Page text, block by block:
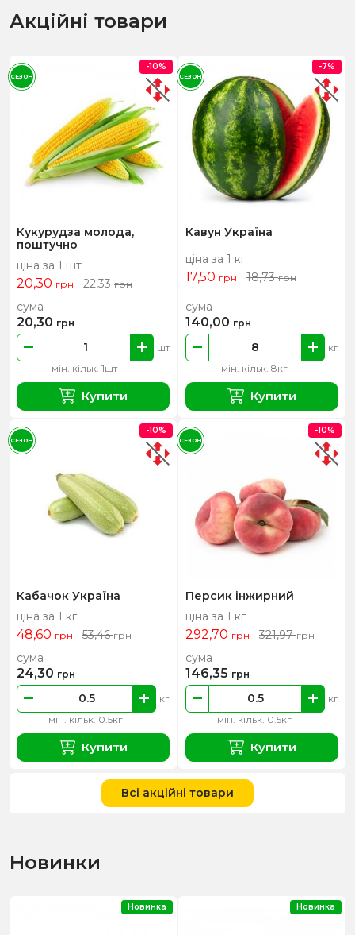
Акційні товари
Кукурудза молода,
поштучно
ціна за 1 шт
20,30 грн 22,33грн
мін. кільк. 1шт
шт
сума
20,30 грн
Купити
-10%
СЕЗОН
Кавун Україна
ціна за 1 кг
17,50 грн 18,73грн
мін. кільк. 8кг
кг
сума
140,00 грн
Купити
-7%
СЕЗОН
Кабачок Україна
ціна за 1 кг
48,60 грн 53,46грн
мін. кільк. 0.5кг
кг
сума
24,30 грн
Купити
-10%
СЕЗОН
Персик інжирний
ціна за 1 кг
292,70 грн 321,97грн
мін. кільк. 0.5кг
кг
сума
146,35 грн
Купити
-10%
СЕЗОН
Всі акційні товари
Новинки
Новинка Новинка